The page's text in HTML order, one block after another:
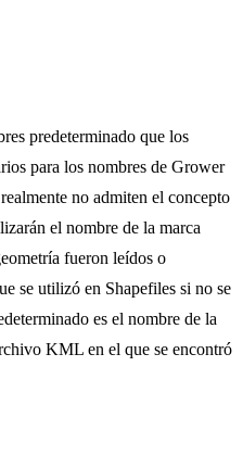
predeterminado que los
para los nombres de Grower
no admiten el concepto
el nombre de la marca
fueron leídos o
se utilizó en Shapefiles si no se
es el nombre de la
KML en el que se encontró